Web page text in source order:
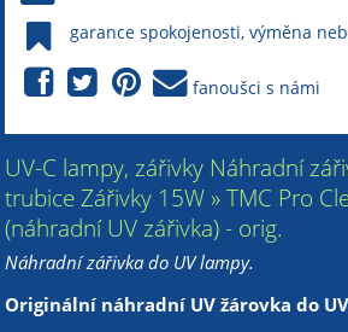
garance spokojenosti, výměna
fanoušci s námi
UV-C lampy, zářivky Náhradní
trubice Zářivky 15W » TMC Pro
(náhradní UV zářivka) - orig.
Náhradní zářivka do UV lampy.
Originální náhradní UV žárovka do